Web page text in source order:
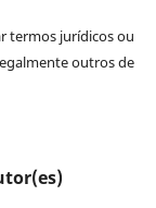
termos jurídicos ou
outros de